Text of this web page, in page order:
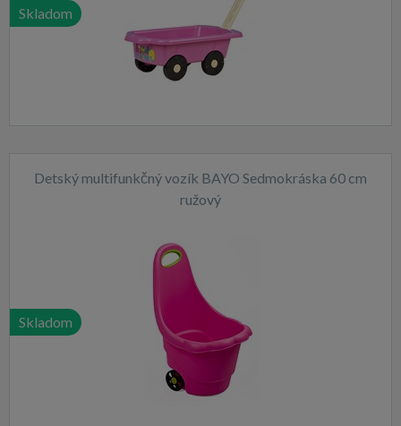
Skladom
Detský multifunkčný vozík BAYO Sedmokráska 60 cm
ružový
Skladom